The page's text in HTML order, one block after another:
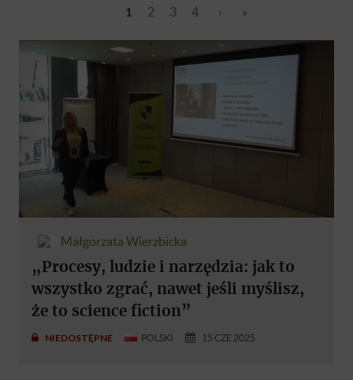
1 2 3 4 › »
Małgorzata Wierzbicka
„Procesy, ludzie i narzędzia: jak to
wszystko zgrać, nawet jeśli myślisz,
że to science fiction”
NIEDOSTĘPNE POLSKI 15 CZE 2025